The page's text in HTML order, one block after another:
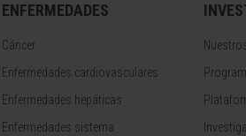
ENFERMEDADES
Cáncer
Enfermedades cardiovasculares
Enfermedades hepáticas
Enfermedades sistema